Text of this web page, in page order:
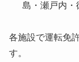
島・瀬戸内・
各施設で運転免
す。